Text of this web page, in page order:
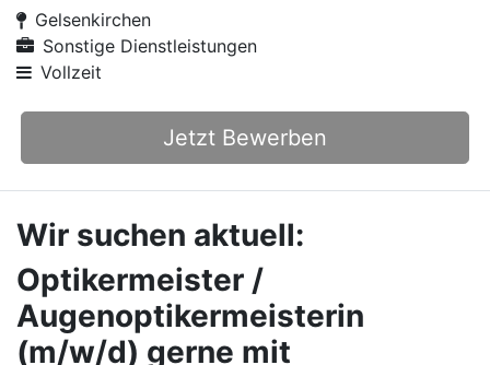
Gelsenkirchen
Sonstige Dienstleistungen
Vollzeit
Jetzt Bewerben
Wir suchen aktuell:
Optikermeister /
Augenoptikermeisterin
(m/w/d) gerne mit